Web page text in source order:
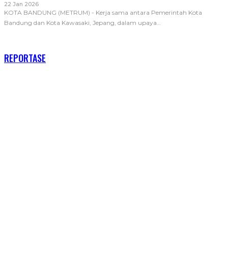
22 Jan 2026
KOTA BANDUNG (METRUM) - Kerja sama antara Pemerintah Kota
Bandung dan Kota Kawasaki, Jepang, dalam upaya…
REPORTASE